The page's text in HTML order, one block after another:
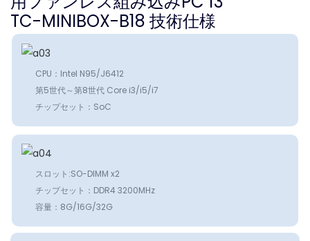
TC-MINIBOX-B18 技術仕様
CPU：Intel N95/J6412
第5世代～第8世代 Core i3/i5/i7
チップセット：SoC
スロット:SO-DIMM x2
チップセット：DDR4 3200MHz
容量：8G/16G/32G